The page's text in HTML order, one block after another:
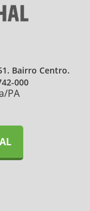
Bairro Centro.
000
PA